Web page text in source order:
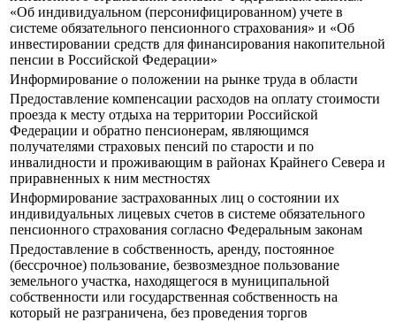
«Об индивидуальном (персонифицированном) учете в
системе обязательного пенсионного страхования» и «Об
инвестировании средств для финансирования накопительной
пенсии в Российской Федерации»
Информирование о положении на рынке труда в области
Предоставление компенсации расходов на оплату стоимости
проезда к месту отдыха на территории Российской
Федерации и обратно пенсионерам, являющимся
получателями страховых пенсий по старости и по
инвалидности и проживающим в районах Крайнего Севера и
приравненных к ним местностях
Информирование застрахованных лиц о состоянии их
индивидуальных лицевых счетов в системе обязательного
пенсионного страхования согласно Федеральным законам
Предоставление в собственность, аренду, постоянное
(бессрочное) пользование, безвозмездное пользование
земельного участка, находящегося в муниципальной
собственности или государственная собственность на
который не разграничена, без проведения торгов